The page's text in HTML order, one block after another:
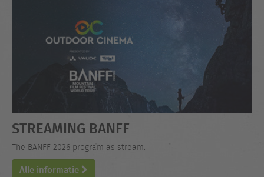
STREAMING BANFF
The BANFF 2026 program as stream.
Alle informatie